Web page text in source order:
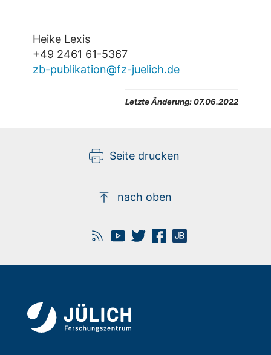
Heike Lexis
+49 2461 61-5367
zb-publikation@fz-juelich.de
Letzte Änderung: 07.06.2022
Seite drucken
nach oben